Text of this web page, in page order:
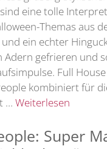
eine tolle
Themas aus
ein echter
Adern gefrieren und
Full
kombiniert für
… Weiterlesen
Super